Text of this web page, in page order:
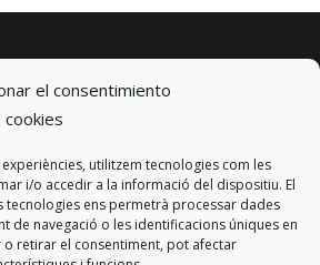
el consentimiento
cookies
utilitzem tecnologies com les
i/o accedir a la informació del dispositiu. El
tecnologies ens permetrà processar dades
de navegació o les identificacions úniques en
o retirar el consentiment, pot afectar
© 2023 km0 Energy
Baldrich 222-226
Terrassa, Barcelona
info@km0.energy